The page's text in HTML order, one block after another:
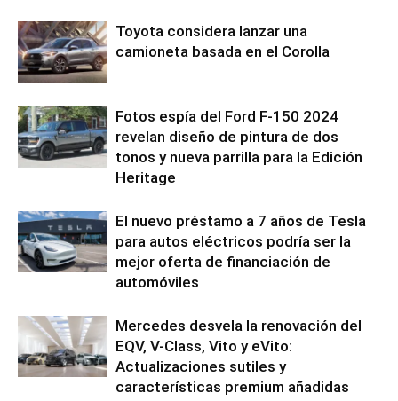
Toyota considera lanzar una
camioneta basada en el Corolla
Fotos espía del Ford F-150 2024
revelan diseño de pintura de dos
tonos y nueva parrilla para la Edición
Heritage
El nuevo préstamo a 7 años de Tesla
para autos eléctricos podría ser la
mejor oferta de financiación de
automóviles
Mercedes desvela la renovación del
EQV, V-Class, Vito y eVito:
Actualizaciones sutiles y
características premium añadidas